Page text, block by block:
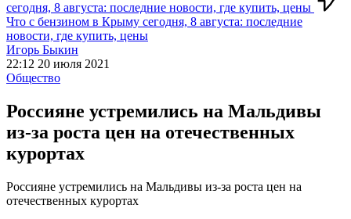
сегодня, 8 августа: последние новости, где купить, цены
Что с бензином в Крыму сегодня, 8 августа: последние
новости, где купить, цены
Игорь Быкин
22:12 20 июля 2021
Общество
Россияне устремились на Мальдивы
из-за роста цен на отечественных
курортах
Россияне устремились на Мальдивы из-за роста цен на
отечественных курортах